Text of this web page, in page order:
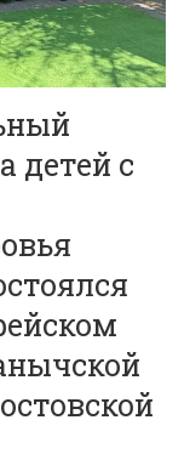
детей с